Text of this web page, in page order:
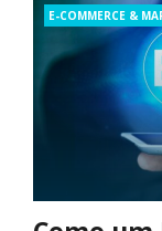
Categories
E-COMMERCE &